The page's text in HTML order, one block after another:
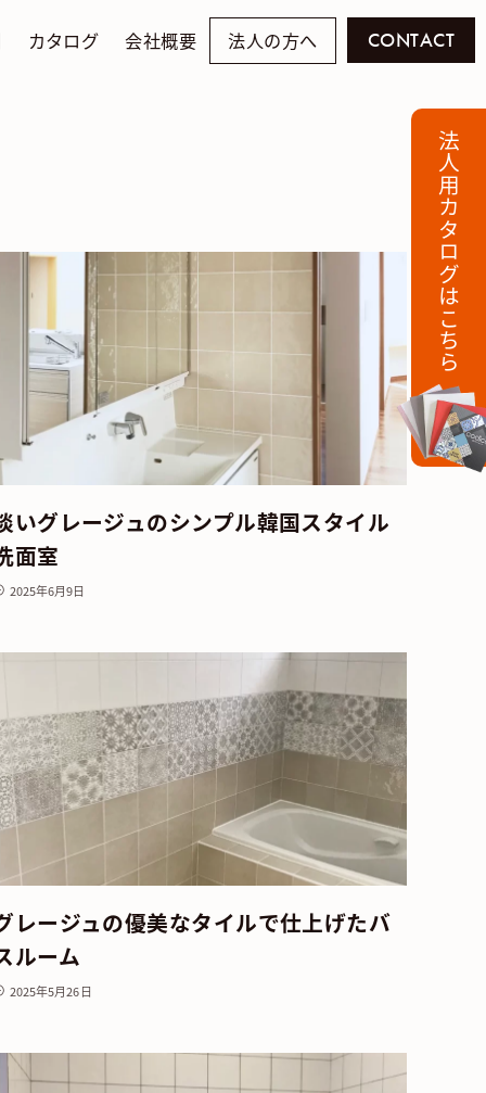
カタログ 会社概要 法人の方へ CONTACT
いグレージュのシンプル韓国スタイル
面室
2025年6月9日
レージュの優美なタイルで仕上げたバ
ルーム
2025年5月26日
法人用カタログはこちら